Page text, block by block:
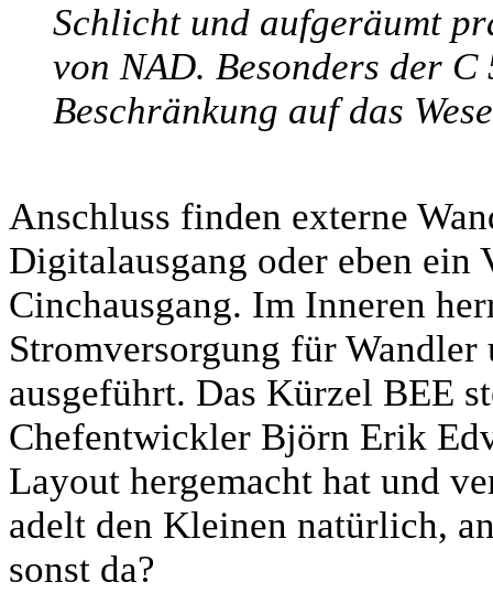
Schlicht und aufgeräumt
von NAD. Besonders der
Beschränkung auf das
Anschluss finden externe
Digitalausgang oder eben ein
Cinchausgang. Im Inneren
Stromversorgung für
ausgeführt. Das Kürzel BEE
Chefentwickler Björn Erik
Layout hergemacht hat und
adelt den Kleinen natürlich,
sonst da?